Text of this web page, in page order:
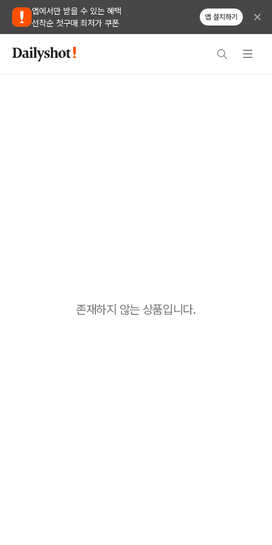
앱에서만 받을 수 있는 혜택
선착순 첫구매 최저가 쿠폰
앱 설치하기
존재하지 않는 상품입니다.